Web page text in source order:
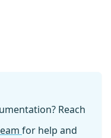
Reach
for help and